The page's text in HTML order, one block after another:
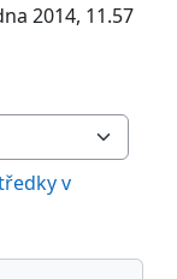
2014, 11.57
v